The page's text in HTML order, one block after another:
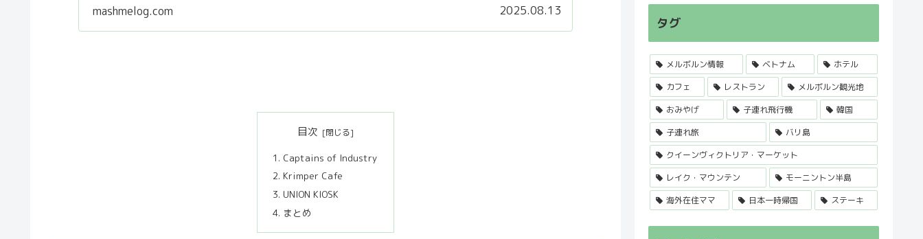
mashmelog.com 2025.08.13
目次
Captains of Industry
Krimper Cafe
UNION KIOSK
まとめ
タグ
メルボルン情報 ベトナム
ホテル
カフェ
レストラン
メルボルン観光地
おみやげ
子連れ飛行機
韓国
子連れ旅
バリ島
クイーンヴィクトリア・マーケット
レイク・マウンテン
モーニントン半島
海外在住ママ
日本一時帰国 ステーキ